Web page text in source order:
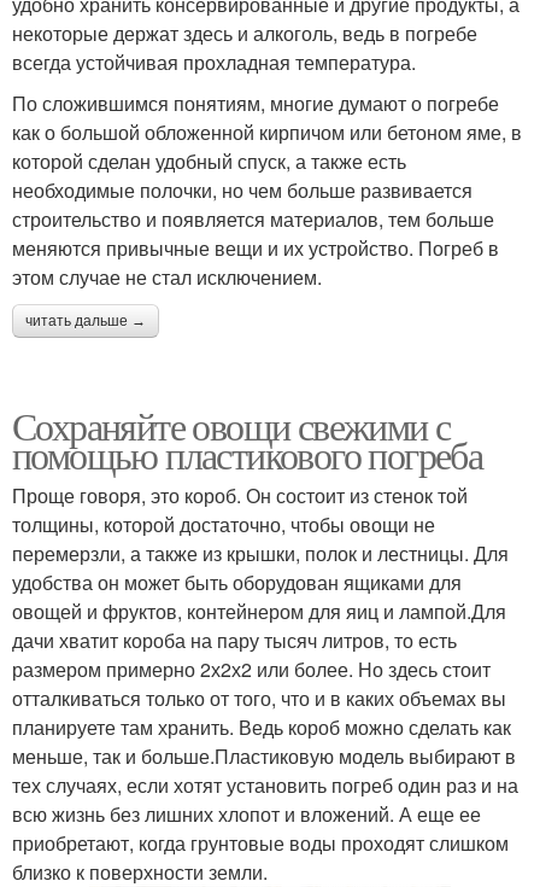
некоторые держат здесь и алкоголь, ведь в погребе
всегда устойчивая прохладная температура.
По сложившимся понятиям, многие думают о погребе
как о большой обложенной кирпичом или бетоном яме, в
которой сделан удобный спуск, а также есть
необходимые полочки, но чем больше развивается
строительство и появляется материалов, тем больше
меняются привычные вещи и их устройство. Погреб в
этом случае не стал исключением.
читать дальше →
Сохраняйте овощи свежими с
помощью пластикового погреба
Проще говоря, это короб. Он состоит из стенок той
толщины, которой достаточно, чтобы овощи не
перемерзли, а также из крышки, полок и лестницы. Для
удобства он может быть оборудован ящиками для
овощей и фруктов, контейнером для яиц и лампой.Для
дачи хватит короба на пару тысяч литров, то есть
размером примерно 2х2х2 или более. Но здесь стоит
отталкиваться только от того, что и в каких объемах вы
планируете там хранить. Ведь короб можно сделать как
меньше, так и больше.Пластиковую модель выбирают в
тех случаях, если хотят установить погреб один раз и на
всю жизнь без лишних хлопот и вложений. А еще ее
приобретают, когда грунтовые воды проходят слишком
близко к поверхности земли.